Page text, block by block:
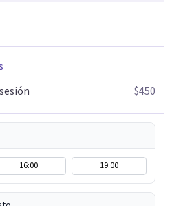
atravesando un proceso
puedes escribirme por WhatsApp
sesión gratuita. Y si estás
contactarme: la primera
$450
16:00 19:00